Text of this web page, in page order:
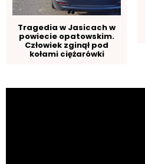
Tragedia w Jasicach w
powiecie opatowskim.
Człowiek zginął pod
kołami ciężarówki